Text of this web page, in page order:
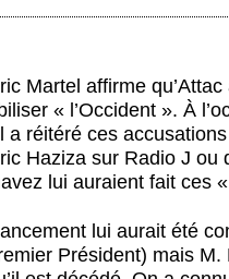
Martel affirme
« l’Occident ». À
a réitéré ces
Haziza sur Radio J ou
lui auraient fait ces
lui aurait été
Président) mais